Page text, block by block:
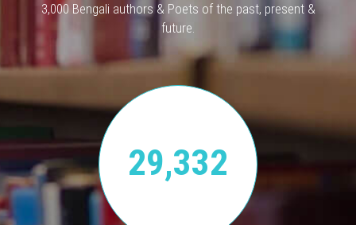
3,000 Bengali authors & Poets of the past, present &
future.
29,332